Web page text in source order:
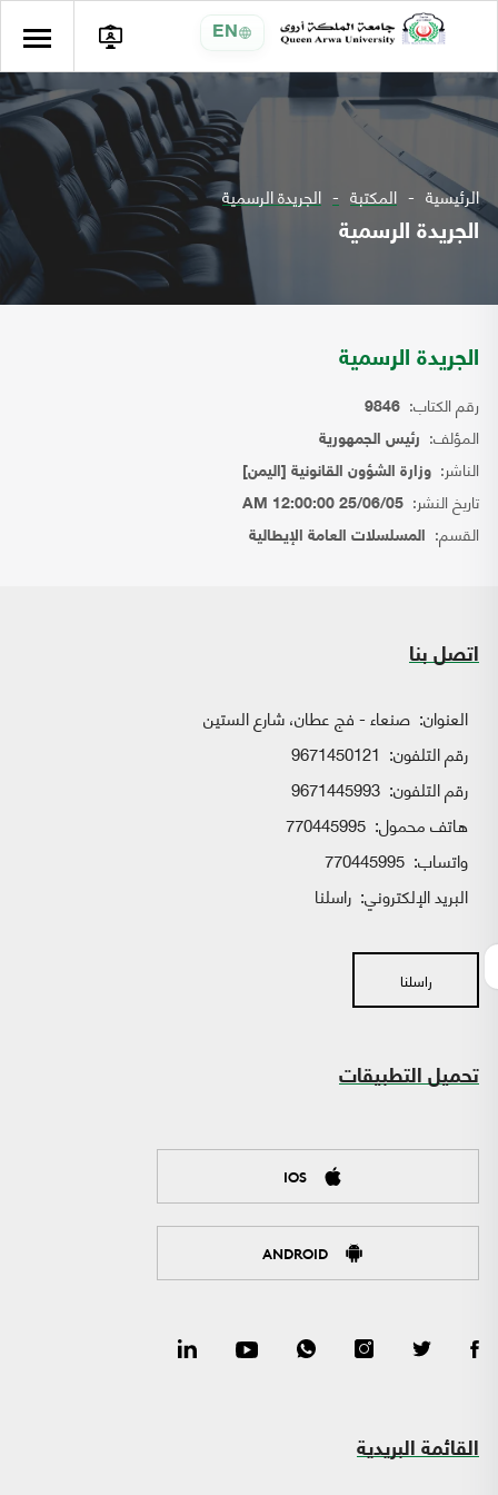
EN
الرئيسية المكتبة الجريدة الرسمية
الجريدة الرسمية
الجريدة الرسمية
رقم الكتاب: 9846
المؤلف: رئيس الجمهورية
الناشر: وزارة الشؤون القانونية [اليمن]
تاريخ النشر: 25/06/05 12:00:00 AM
القسم: المسلسلات العامة الإيطالية
اتصل بنا
العنوان: صنعاء - فج عطان، شارع الستين
رقم التلفون: 9671450121
رقم التلفون: 9671445993
هاتف محمول: 770445995
واتساب:
البريد الإلكتروني: راسلنا
راسلنا
تحميل التطبيقات
IOS
ANDROID
القائمة البريدية